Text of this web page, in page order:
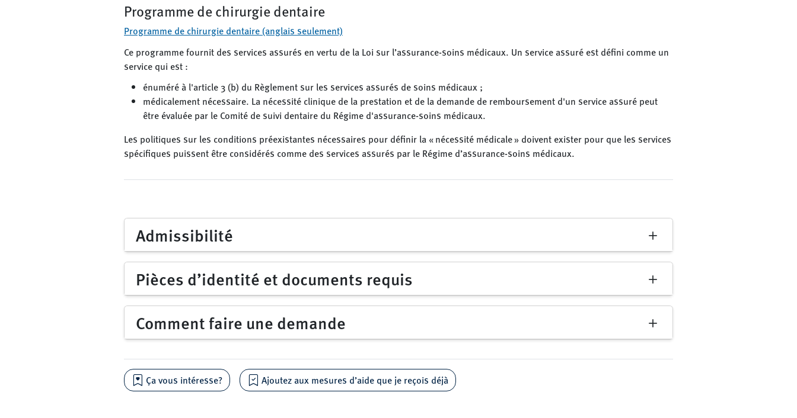
Programme de chirurgie dentaire
Programme de chirurgie dentaire (anglais seulement)
Ce programme fournit des services assurés en vertu de la Loi sur l’assurance-soins médicaux. Un service assuré est défini comme un
service qui est :
énuméré à l'article 3 (b) du Règlement sur les services assurés de soins médicaux ;
médicalement nécessaire. La nécessité clinique de la prestation et de la demande de remboursement d'un service assuré peut
être évaluée par le Comité de suivi dentaire du Régime d'assurance-soins médicaux.
Les politiques sur les conditions préexistantes nécessaires pour définir la « nécessité médicale » doivent exister pour que les services
spécifiques puissent être considérés comme des services assurés par le Régime d’assurance-soins médicaux.
Admissibilité
Pièces d’identité et documents requis
Comment faire une demande
Ça vous intéresse? Ajoutez aux mesures d’aide que je reçois déjà